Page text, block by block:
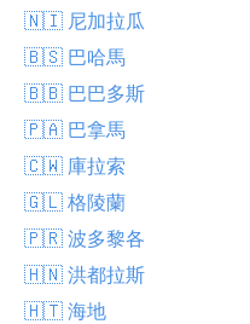
🇳🇮 尼加拉瓜
🇧🇸 巴哈馬
🇧🇧 巴巴多斯
🇵🇦 巴拿馬
🇨🇼 庫拉索
🇬🇱 格陵蘭
🇵🇷 波多黎各
🇭🇳 洪都拉斯
🇭🇹 海地